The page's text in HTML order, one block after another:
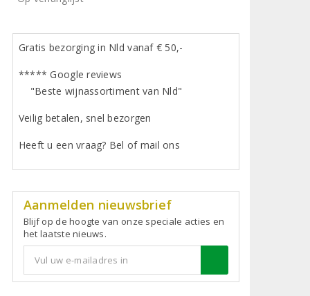
Gratis bezorging in Nld vanaf € 50,-
***** Google reviews
"Beste wijnassortiment van Nld"
Veilig betalen, snel bezorgen
Heeft u een vraag? Bel of mail ons
Aanmelden nieuwsbrief
Blijf op de hoogte van onze speciale acties en
het laatste nieuws.